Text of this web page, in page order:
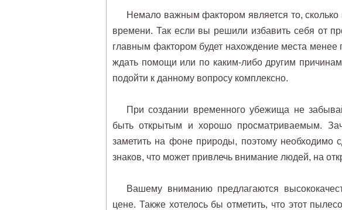
Немало важным фактором является то,
времени. Так если вы решили избавить себя от
главным фактором будет нахождение места
ждать помощи или по каким-либо другим
подойти к данному вопросу комплексно.
При создании временного убежища не
быть открытым и хорошо просматриваемым.
заметить на фоне природы, поэтому необходимо
знаков, что может привлечь внимание людей, на
Вашему вниманию предлагаются
цене. Также хотелось бы отметить, что этот